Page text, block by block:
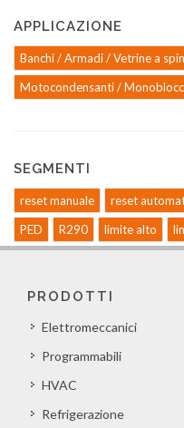
APPLICAZIONE
Banchi / Armadi / Vetrine a
Motocondensanti /
SEGMENTI
reset manuale reset
PED
R290 limite alto
PRODOTTI
Elettromeccanici
Programmabili
HVAC
Refrigerazione